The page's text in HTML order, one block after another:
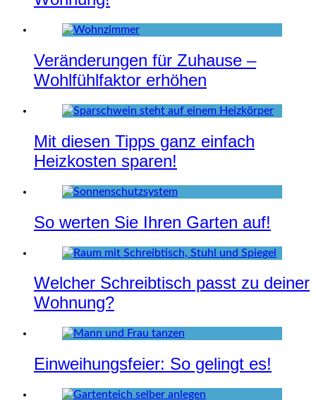
Veränderungen für Zuhause –
Wohlfühlfaktor erhöhen
Mit diesen Tipps ganz einfach
Heizkosten sparen!
So werten Sie Ihren Garten auf!
Welcher Schreibtisch passt zu deiner
Wohnung?
Einweihungsfeier: So gelingt es!